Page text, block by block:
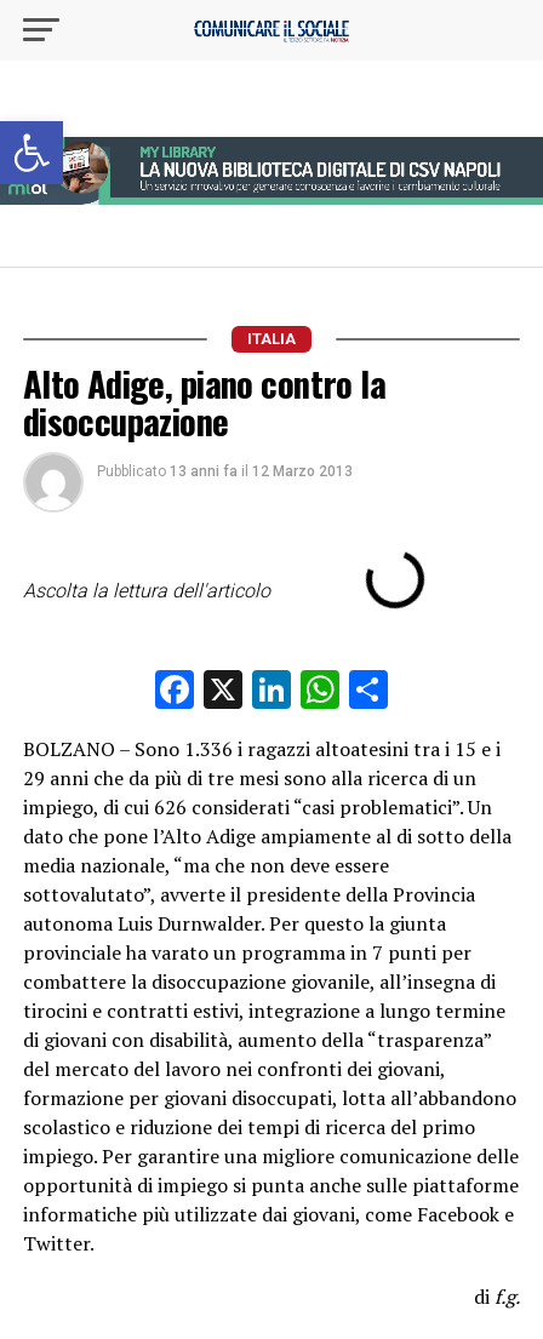
Apri la barra degli strumenti
ITALIA
Alto Adige, piano contro la
disoccupazione
Pubblicato 13 anni fa il 12 Marzo 2013
Ascolta la lettura dell'articolo
Facebook
X LinkedIn
WhatsApp
Condividi
BOLZANO – Sono 1.336 i ragazzi altoatesini tra i 15 e i
29 anni che da più di tre mesi sono alla ricerca di un
impiego, di cui 626 considerati “casi problematici”. Un
dato che pone l’Alto Adige ampiamente al di sotto della
media nazionale, “ma che non deve essere
sottovalutato”, avverte il presidente della Provincia
autonoma Luis Durnwalder. Per questo la giunta
provinciale ha varato un programma in 7 punti per
combattere la disoccupazione giovanile, all’insegna di
tirocini e contratti estivi, integrazione a lungo termine
di giovani con disabilità, aumento della “trasparenza”
del mercato del lavoro nei confronti dei giovani,
formazione per giovani disoccupati, lotta all’abbandono
scolastico e riduzione dei tempi di ricerca del primo
impiego. Per garantire una migliore comunicazione delle
opportunità di impiego si punta anche sulle piattaforme
informatiche più utilizzate dai giovani, come Facebook e
Twitter.
dif.g.